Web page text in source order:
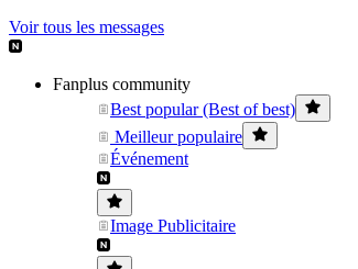
Voir tous les messages
Fanplus community
Best popular (Best of best)
Meilleur populaire
Événement
Image Publicitaire